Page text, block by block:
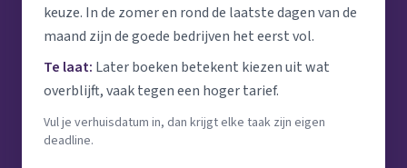
keuze. In de zomer en rond de laatste dagen van de
maand zijn de goede bedrijven het eerst vol.
Te laat: Later boeken betekent kiezen uit wat
overblijft, vaak tegen een hoger tarief.
Vul je verhuisdatum in, dan krijgt elke taak zijn eigen
deadline.